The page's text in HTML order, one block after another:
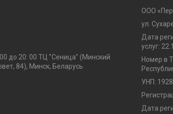
до 20: 00 ТЦ "Сеница" (Минский
84), Минск, Беларусь
ООО
ул.
Дата
услуг:
Номер в
УНП:
Дата